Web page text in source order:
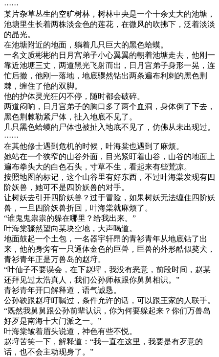
······
某片杂草丛生的空旷树林，树林中央是一个十余丈大的池塘，
池塘里生长着两株淡金色的莲花，在微风的吹拂下，泛着淡淡
的晶光。
在池塘附近的地面，躺着几只巨大的黑色蛤蟆。
一名文质彬彬的日月宫弟子小心翼翼的朝着池塘走去，他刚一
靠近池塘三丈，两道黑光飞射而出，日月宫弟子身形一晃，连
忙后撤，他刚一落地，地底骤然钻出两条遍布利刺的黑色荆
棘，缠住了他的双脚。
他的护体灵光狂闪不停，随时都会破碎。
两道闷响，日月宫弟子的胸口多了两个血洞，身体倒了下去，
黑色荆棘勒紧尸体，扯入地底不见了。
几只黑色蛤蟆的尸体也被扯入地底不见了，仿佛从未出现过。
······
在其他修士遇到危机的时候，叶海棠也遇到了麻烦。
她站在一个狭窄的山谷外面，目光紧盯着山谷，山谷的地面上
遍布拳头大的白色石头，寸草不生，看起来有些荒凉。
按照地图的标记，这个山谷里有好东西，不过叶海棠发现有四
阶妖兽，她可不是四阶妖兽的对手。
让树妖去引开四阶妖兽？过于冒险，如果树妖无法缠住四阶妖
兽，一旦四阶妖兽折回，叶海棠就麻烦了。
“谁鬼鬼祟祟的躲在哪里？给我出来。”
叶海棠骤然望向某块空地，大声喝道。
地面鼓起一个土包，一名器宇轩昂的青衫青年从地底钻了出
来，他的身旁有一只通体金色的巨兽，巨兽的外形酷似獒犬，
青衫青年正是万兽岛的赵垨。
“叶仙子不要误会，在下赵垨，我没有恶意，前段时间，赵某
还拜见过太浩真人，我们公孙师叔跟你舅舅相识。”
青衫青年开口解释道，语气诚恳。
公孙鞅跟赵垨叮嘱过，条件允许的话，可以跟王家的人联手。
“既然我舅舅跟公孙前辈认识，你为何要躲起来？你们万兽岛
好歹是南海十大门派之一。”
叶海棠皱着眉头说道，神色有些不悦。
赵垨苦笑一下，解释道：“我一直在这里，我要是有歹意的
话，也不会主动现身了。”